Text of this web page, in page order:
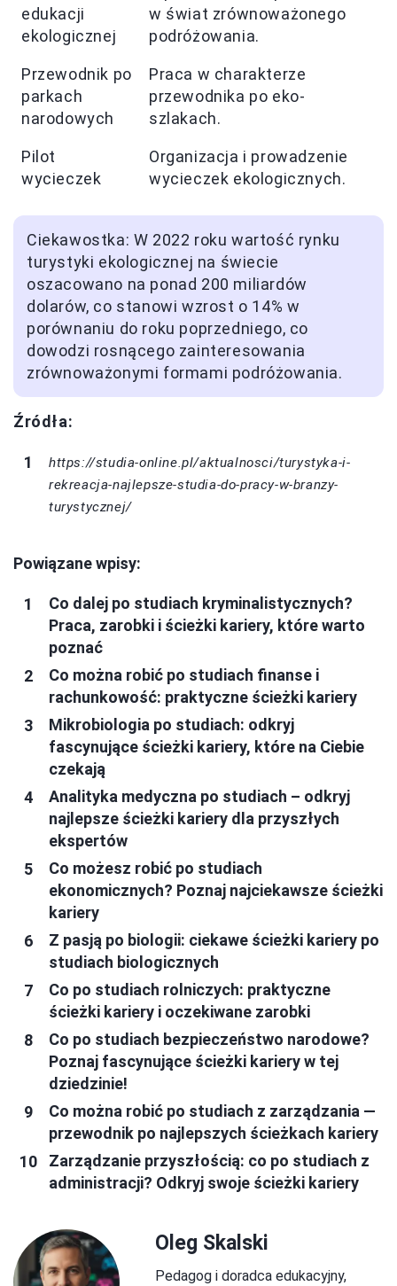
edukacji
ekologicznej
w świat zrównoważonego
podróżowania.
Przewodnik po
parkach
narodowych
Praca w charakterze
przewodnika po eko-
szlakach.
Pilot
wycieczek
Organizacja i prowadzenie
wycieczek ekologicznych.
Ciekawostka: W 2022 roku wartość rynku
turystyki ekologicznej na świecie
oszacowano na ponad 200 miliardów
dolarów, co stanowi wzrost o 14% w
porównaniu do roku poprzedniego, co
dowodzi rosnącego zainteresowania
zrównoważonymi formami podróżowania.
Źródła:
https://studia-online.pl/aktualnosci/turystyka-i-
rekreacja-najlepsze-studia-do-pracy-w-branzy-
turystycznej/
Powiązane wpisy:
Co dalej po studiach kryminalistycznych?
Praca, zarobki i ścieżki kariery, które warto
poznać
Co można robić po studiach finanse i
rachunkowość: praktyczne ścieżki kariery
Mikrobiologia po studiach: odkryj
fascynujące ścieżki kariery, które na Ciebie
czekają
Analityka medyczna po studiach – odkryj
najlepsze ścieżki kariery dla przyszłych
ekspertów
Co możesz robić po studiach
ekonomicznych? Poznaj najciekawsze ścieżki
kariery
Z pasją po biologii: ciekawe ścieżki kariery po
studiach biologicznych
Co po studiach rolniczych: praktyczne
ścieżki kariery i oczekiwane zarobki
Co po studiach bezpieczeństwo narodowe?
Poznaj fascynujące ścieżki kariery w tej
dziedzinie!
Co można robić po studiach z zarządzania —
przewodnik po najlepszych ścieżkach kariery
Zarządzanie przyszłością: co po studiach z
administracji? Odkryj swoje ścieżki kariery
Oleg Skalski
Pedagog i doradca edukacyjny,